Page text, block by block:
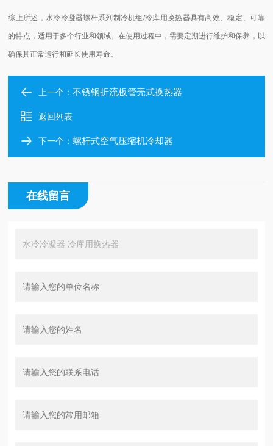
综上所述，水冷冷凝器螺杆系列制冷机组/冷库用换热器具有高效、稳定、可靠
的特点，适用于多个行业和领域。在使用过程中，需要定期进行维护和保养，以
确保其正常运行和延长使用寿命。
上一个：不锈钢折流板管壳式换热器
返回列表
下一个：螺杆式空气压缩机冷却器
在线留言